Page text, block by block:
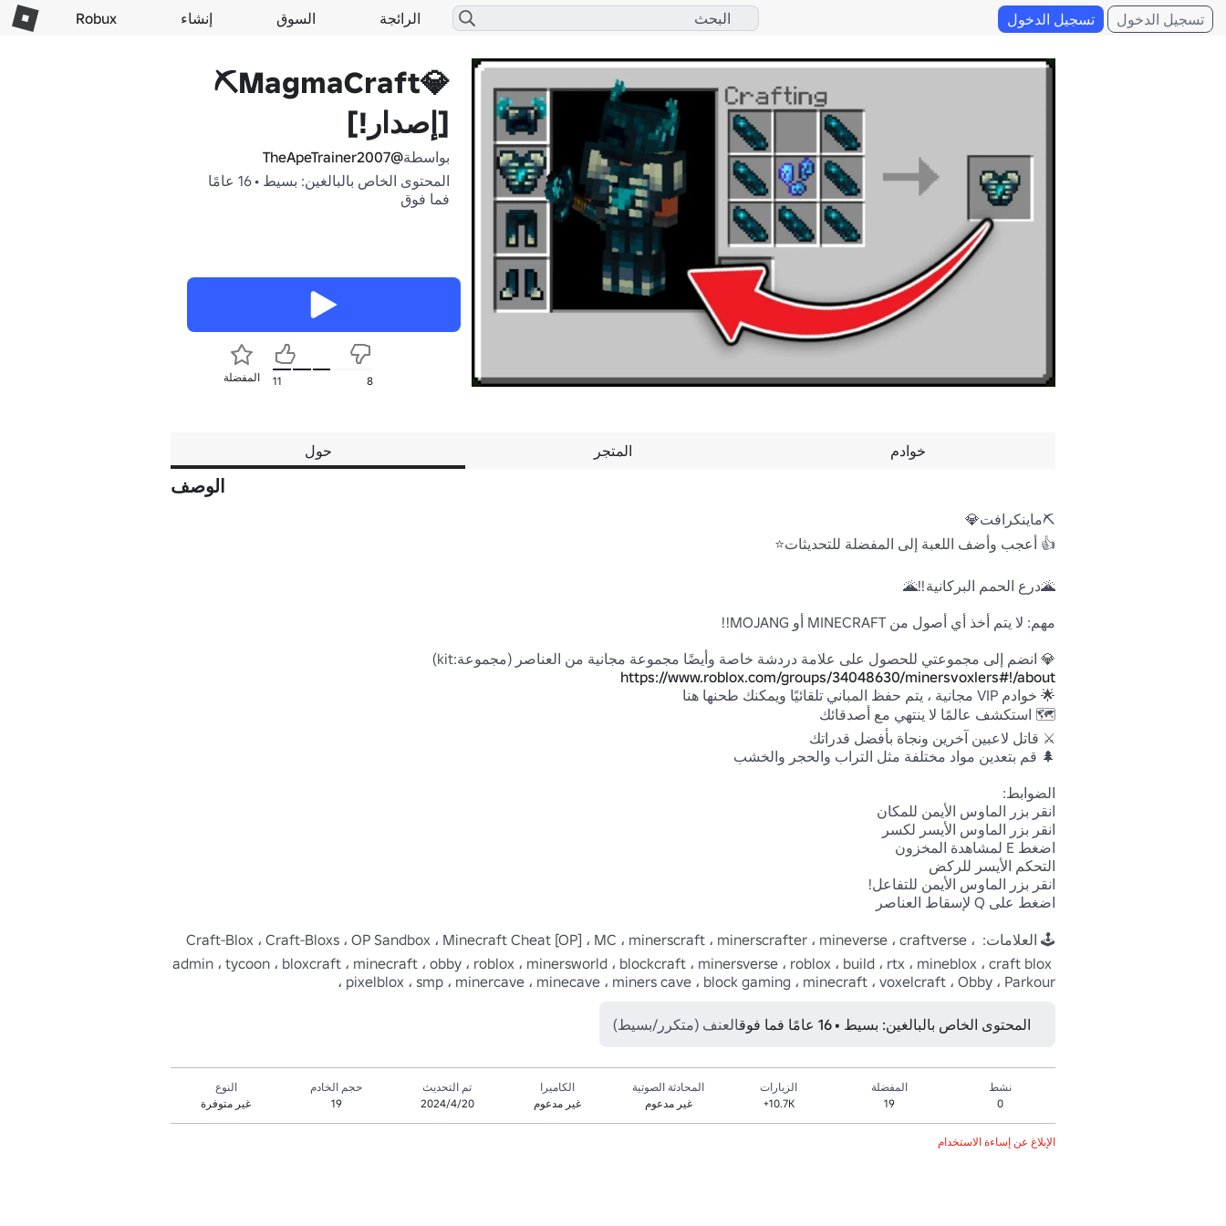
الرائجة السوق إنشاء Robux تسجيل الدخول تسجيل الدخول
💎MagmaCraft⛏️
[إصدار!]
بواسطة@TheApeTrainer2007
المحتوى الخاص بالبالغين: بسيط • 16 عامًا
فما فوق
المفضلة 11 8
حول المتجر خوادم
الوصف
💎 انضم إلى مجموعتي للحصول على علامة دردشة خاصة وأيضًا مجموعة مجانية من العناصر (مجموعة:kit)
https://www.roblox.com/groups/34048630/minersvoxlers#!/about
🕹️ العلامات: Craft-Blox ، Craft-Bloxs ، OP Sandbox ، Minecraft Cheat [OP] ، MC ، minerscraft ، minerscrafter ، mineverse ، craftverse ،
admin ، tycoon ، bloxcraft ، minecraft ، obby ، roblox ، minersworld ، blockcraft ، minersverse ، roblox ، build ، rtx ، mineblox ، craft blox
، pixelblox ، smp ، minercave ، minecave ، miners cave ، block gaming ، minecraft ، voxelcraft ، Obby ، Parkour
المحتوى الخاص بالبالغين: بسيط • 16 عامًا فما فوق العنف (متكرر/بسيط)
نشط
0
المفضلة
19
الزيارات
10.7K+
المحادثة الصوتية
غير مدعوم
الكاميرا
غير مدعوم
تم التحديث
20‏/4‏/2024
حجم الخادم
19
النوع
غير متوفرة
الإبلاغ عن إساءة الاستخدام